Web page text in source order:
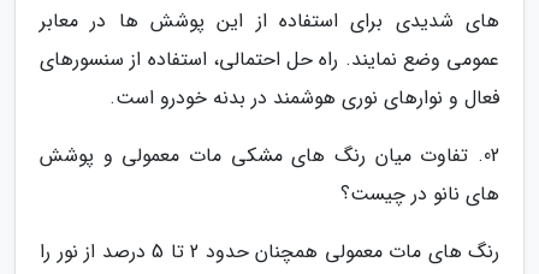
های شدیدی برای استفاده از این پوشش ها در معابر
عمومی وضع نمایند. راه حل احتمالی، استفاده از سنسورهای
فعال و نوارهای نوری هوشمند در بدنه خودرو است.
02. تفاوت میان رنگ های مشکی مات معمولی و پوشش
های نانو در چیست؟
رنگ های مات معمولی همچنان حدود 2 تا 5 درصد از نور را